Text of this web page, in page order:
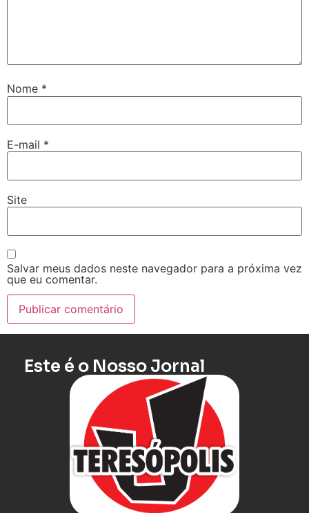
Nome *
E-mail *
Site
Salvar meus dados neste navegador para a próxima vez
que eu comentar.
Este é o Nosso Jornal